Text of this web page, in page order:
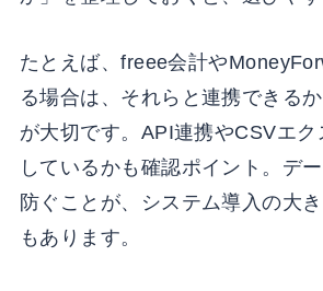
たとえば、freee会計や
る場合は、それらと連携できる
が大切です。API連携やCSVエ
しているかも確認ポイント。デ
防ぐことが、システム導入の大
もあります。